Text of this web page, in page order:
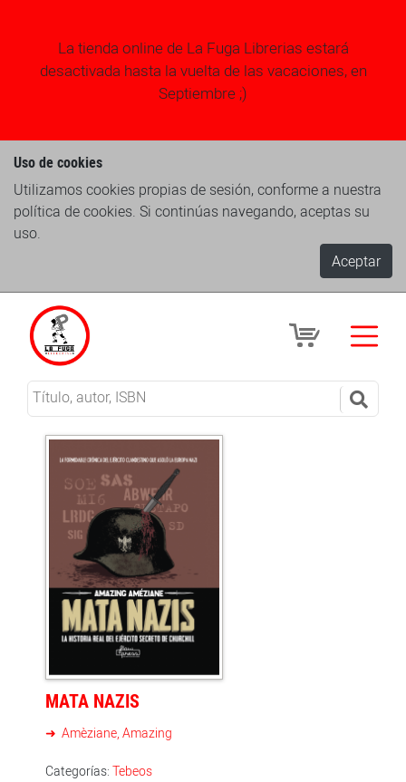
La tienda online de La Fuga Librerias estará
desactivada hasta la vuelta de las vacaciones, en
Septiembre ;)
Uso de cookies
Utilizamos cookies propias de sesión, conforme a nuestra
política de cookies. Si continúas navegando, aceptas su
uso.
Aceptar
MATA NAZIS
Amèziane, Amazing
Categorías: Tebeos